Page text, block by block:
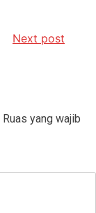
Next post
Ruas yang wajib